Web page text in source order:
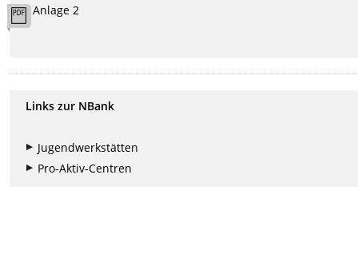
Anlage 2
Links zur NBank
Jugendwerkstätten
Pro-Aktiv-Centren